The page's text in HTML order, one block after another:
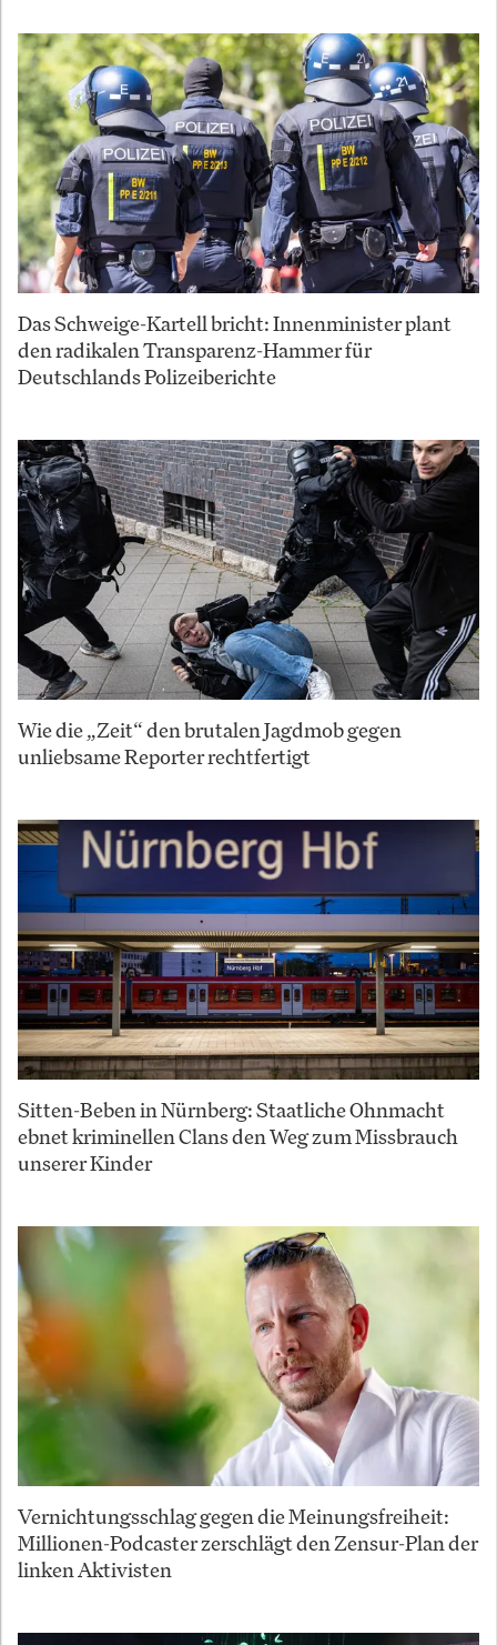
Das Schweige-Kartell bricht: Innenminister plant
den radikalen Transparenz-Hammer für
Deutschlands Polizeiberichte
Wie die „Zeit“ den brutalen Jagdmob gegen
unliebsame Reporter rechtfertigt
Sitten-Beben in Nürnberg: Staatliche Ohnmacht
ebnet kriminellen Clans den Weg zum Missbrauch
unserer Kinder
Vernichtungsschlag gegen die Meinungsfreiheit:
Millionen-Podcaster zerschlägt den Zensur-Plan der
linken Aktivisten